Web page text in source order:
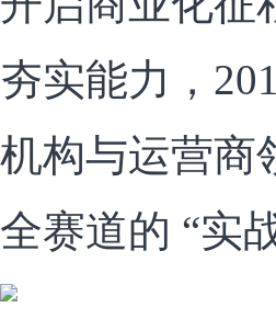
夯实能力，
机构与运营商
全赛道的 “实